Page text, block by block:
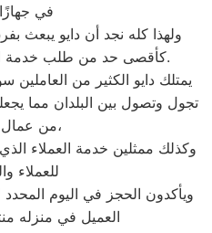
في
كأقصى حد من طلب خدمة.
يمتلك دايو الكثير من العاملين
تجول وتصول بين البلدان مما
من عمال الصيانة،
وكذلك ممثلين خدمة العملاء
للعملاء
ويأكدون الحجز في اليوم
العميل في منزله